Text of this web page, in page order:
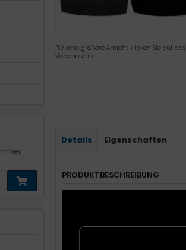
Für eine größere Ansicht klicken Sie auf das
Vorschaubild
Details Eigenschaften
PRODUKTBESCHREIBUNG